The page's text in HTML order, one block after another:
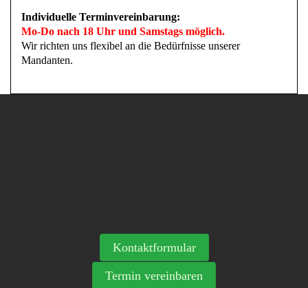
Individuelle Terminvereinbarung:
Mo-Do nach 18 Uhr und Samstags möglich.
Wir richten uns flexibel an die Bedürfnisse unserer
Mandanten.
Kontaktformular
Termin vereinbaren